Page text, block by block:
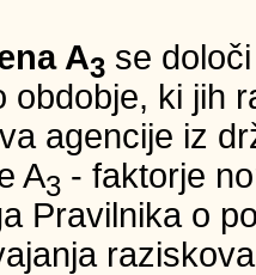
A3 se
obdobje, ki jih
agencije iz
A3 - faktorje
Pravilnika o